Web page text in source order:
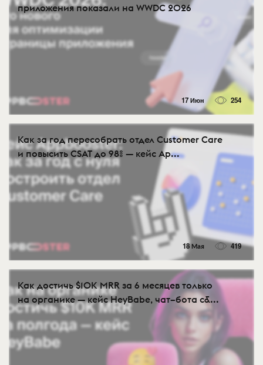
приложения показали на WWDC 2026
17 Июн 254
Как за год пересобрать отдел Customer Care
и повысить CSAT до 98% — кейс Ap...
18 Мая 419
Как достичь $10K MRR за 6 месяцев только
на органике — кейс HeyBabe, чат–бота с&...